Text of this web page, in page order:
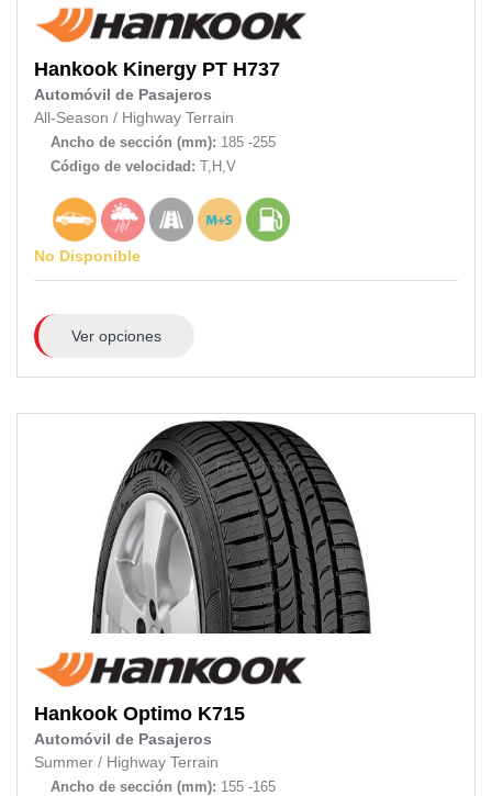
Hankook Kinergy PT H737
Automóvil de Pasajeros
All-Season / Highway Terrain
Ancho de sección (mm): 185 -255
Código de velocidad: T,H,V
No Disponible
Ver opciones
Hankook Optimo K715
Automóvil de Pasajeros
Summer / Highway Terrain
Ancho de sección (mm): 155 -165